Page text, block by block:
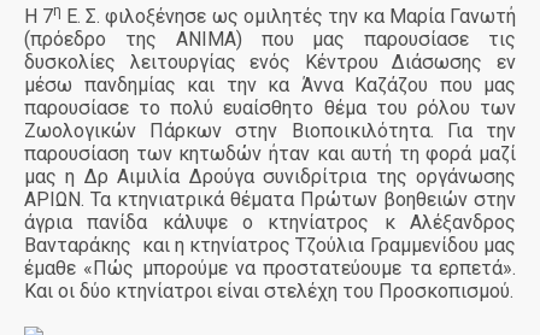
Η 7η Ε. Σ. φιλοξένησε ως ομιλητές την κα Μαρία Γανωτή
(πρόεδρο της ΑΝΙΜΑ) που μας παρουσίασε τις
δυσκολίες λειτουργίας ενός Κέντρου Διάσωσης εν
μέσω πανδημίας και την κα Άννα Καζάζου που μας
παρουσίασε το πολύ ευαίσθητο θέμα του ρόλου των
Ζωολογικών Πάρκων στην Βιοποικιλότητα. Για την
παρουσίαση των κητωδών ήταν και αυτή τη φορά μαζί
μας η Δρ Αιμιλία Δρούγα συνιδρίτρια της οργάνωσης
ΑΡΙΩΝ. Τα κτηνιατρικά θέματα Πρώτων βοηθειών στην
άγρια πανίδα κάλυψε ο κτηνίατρος κ Αλέξανδρος
Βανταράκης και η κτηνίατρος Τζούλια Γραμμενίδου μας
έμαθε «Πώς μπορούμε να προστατεύουμε τα ερπετά».
Και οι δύο κτηνίατροι είναι στελέχη του Προσκοπισμού.